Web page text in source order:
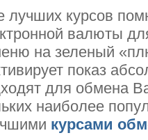
лучших курсов
валюты
на зеленый
показ
для обмена
наиболее
курсами